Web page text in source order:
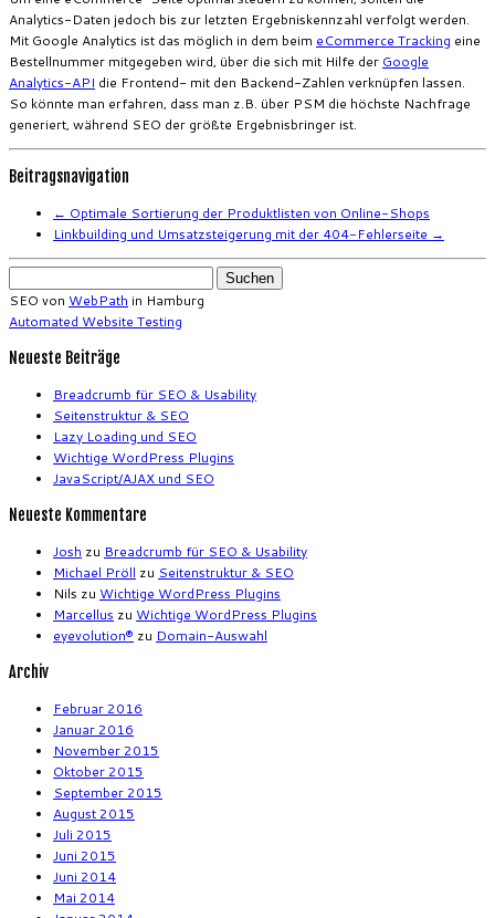
Analytics-Daten jedoch bis zur letzten Ergebniskennzahl verfolgt werden.
Mit Google Analytics ist das möglich in dem beim eCommerce Tracking eine
Bestellnummer mitgegeben wird, über die sich mit Hilfe der Google
Analytics-API die Frontend- mit den Backend-Zahlen verknüpfen lassen.
So könnte man erfahren, dass man z.B. über PSM die höchste Nachfrage
generiert, während SEO der größte Ergebnisbringer ist.
Beitragsnavigation
← Optimale Sortierung der Produktlisten von Online-Shops
Linkbuilding und Umsatzsteigerung mit der 404-Fehlerseite →
nach:
SEO von WebPath in Hamburg
Automated Website Testing
Neueste Beiträge
Breadcrumb für SEO & Usability
Seitenstruktur & SEO
Lazy Loading und SEO
Wichtige WordPress Plugins
JavaScript/AJAX und SEO
Neueste Kommentare
Josh zu Breadcrumb für SEO & Usability
Michael Pröll zu Seitenstruktur & SEO
Nils zu Wichtige WordPress Plugins
Marcellus zu Wichtige WordPress Plugins
eyevolution® zu Domain-Auswahl
Archiv
Februar 2016
Januar 2016
November 2015
Oktober 2015
September 2015
August 2015
Juli 2015
Juni 2015
Juni 2014
Mai 2014